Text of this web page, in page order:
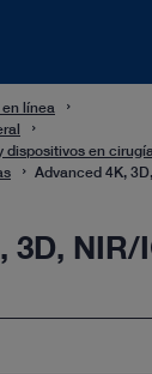
línea
dispositivos en
Advanced 4K,
3D, NIR/